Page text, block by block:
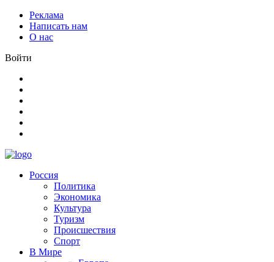
Реклама
Написать нам
О нас
Войти
Россия
Политика
Экономика
Культура
Туризм
Происшествия
Спорт
В Мире